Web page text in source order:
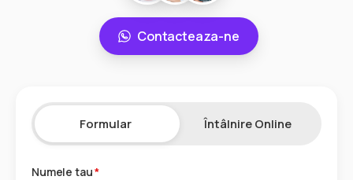
Contacteaza-ne
Formular Întâlnire Online
Numele tau*